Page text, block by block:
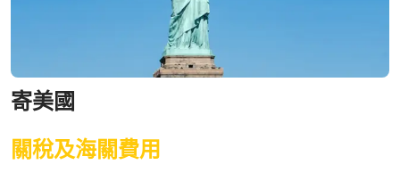
寄美國
關稅及海關費用